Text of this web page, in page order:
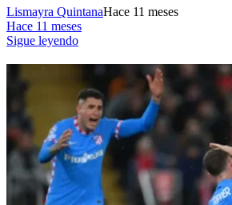
Lismayra QuintanaHace 11 meses
Hace 11 meses
Sigue leyendo